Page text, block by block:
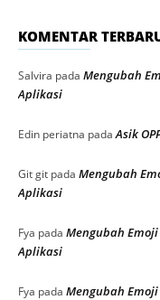
KOMENTAR
Salvira pada Mengubah
Aplikasi
Edin periatna padaAsik
Git git pada Mengubah
Aplikasi
Fya pada Mengubah
Aplikasi
Fya pada Mengubah